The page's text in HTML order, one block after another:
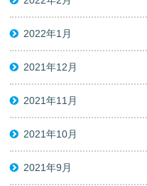
2022年1月
2021年12月
2021年11月
2021年10月
2021年9月